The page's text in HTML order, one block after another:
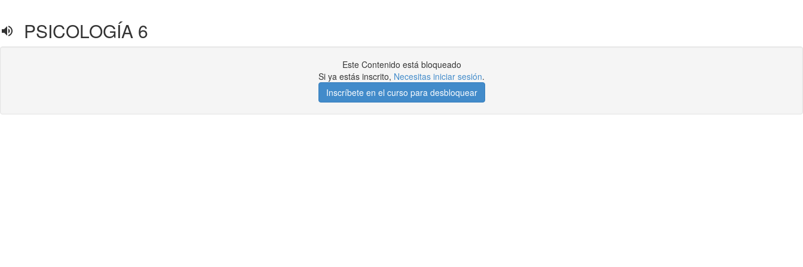
PSICOLOGÍA 6
Este Contenido está bloqueado
Si ya estás inscrito, Necesitas iniciar sesión.
Inscríbete en el curso para desbloquear